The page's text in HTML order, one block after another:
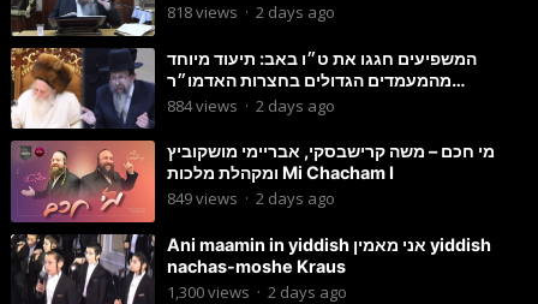
818views · 2 days ago
המשפיעים חגגו את ט״ו באב: תיעוד מיוחד
מהמעמדים הגדולים בחצרות האדמו״ר
מסטוטשין והגרי״מ מורגשטרן
884views · 2 days ago
מי חכם – משה קרישבסקי, אבריימי מושקוביץ
ומקהלת מלכות Mi Chacham I
849views · 2 days ago
Ani maamin in yiddish אני מאמין yiddish
nachas-moshe Kraus
1,300views · 2 days ago